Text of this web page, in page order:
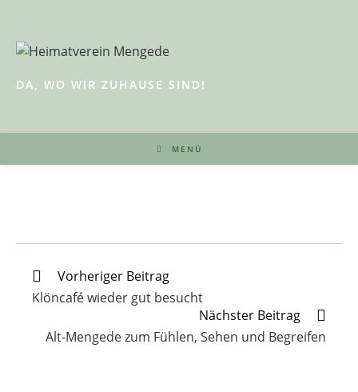
springen
DA, WO WIR ZUHAUSE SIND!
MENÜ
Weitere
Artikel
ansehen
Vorheriger Beitrag
Klöncafé wieder gut besucht
Nächster Beitrag
Alt-Mengede zum Fühlen, Sehen und Begreifen